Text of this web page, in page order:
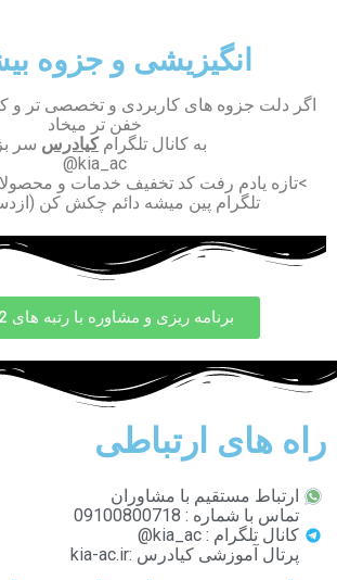
انگیزیشی و جزوه
اگر دلت جزوه های کاربردی و تخصصی تر و
خفن تر میخاد
به کانال تلگرامکیادرس سر
kia_ac@
>تازه یادم رفت کد تخفیف خدمات و
تلگرام پین میشه دائم چکش کن
برنامه ریزی و مشاوره با رتبه های 2 رقمی
راه های ارتباطی
ارتباط مستقیم با مشاوران
تماس با شماره : 09100800718
کانال تلگرام : kia_ac@
پرتال آموزشی کیادرس :kia-ac.ir